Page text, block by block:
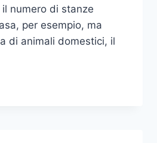
numero di stanze
per esempio, ma
di animali domestici, il